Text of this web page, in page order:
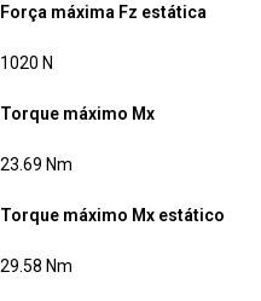
Força máxima Fz estática
1020 N
Torque máximo Mx
23.69 Nm
Torque máximo Mx estático
29.58 Nm